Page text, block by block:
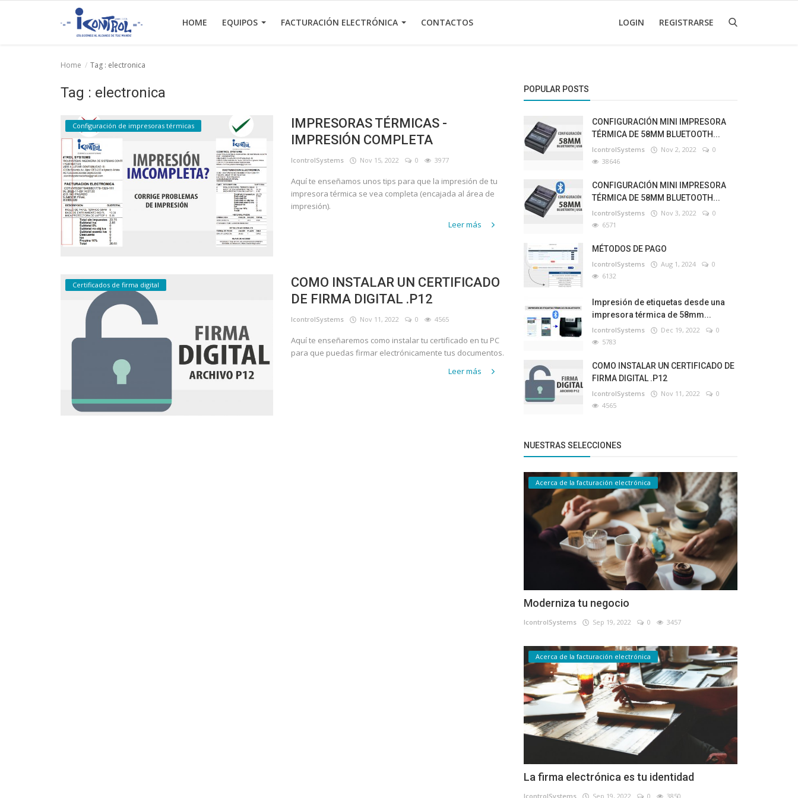
HOME EQUIPOS FACTURACIÓN ELECTRÓNICA CONTACTOS LOGIN REGISTRARSE
Facturación Electrónica
Home Tag : electronica
Tag : electronica
Configuración de impresoras térmicas
IMPRESORAS TÉRMICAS -
IMPRESIÓN COMPLETA
IcontrolSystems Nov 15, 2022 0 3977
Aquí te enseñamos unos tips para que la impresión de tu
impresora térmica se vea completa (encajada al área de
impresión).
Leer más
Certificados de firma digital
COMO INSTALAR UN CERTIFICADO
DE FIRMA DIGITAL .P12
IcontrolSystems Nov 11, 2022 0 4565
Aquí te enseñaremos como instalar tu certificado en tu PC
para que puedas firmar electrónicamente tus documentos.
Leer más
POPULAR POSTS
CONFIGURACIÓN MINI IMPRESORA
TÉRMICA DE 58MM BLUETOOTH...
IcontrolSystems Nov 2, 2022
0
38646
CONFIGURACIÓN MINI IMPRESORA
TÉRMICA DE 58MM BLUETOOTH...
IcontrolSystems Nov 3, 2022
0
6571
MÉTODOS DE PAGO
IcontrolSystems Aug 1, 2024
0
6132
Impresión de etiquetas desde una
impresora térmica de 58mm...
IcontrolSystems Dec 19, 2022
0
5783
COMO INSTALAR UN CERTIFICADO DE
FIRMA DIGITAL .P12
IcontrolSystems Nov 11, 2022
0
4565
NUESTRAS SELECCIONES
Acerca de la facturación electrónica
Moderniza tu negocio
IcontrolSystems Sep 19, 2022 0 3457
Acerca de la facturación electrónica
La firma electrónica es tu identidad
IcontrolSystems Sep 19, 2022 0 3850